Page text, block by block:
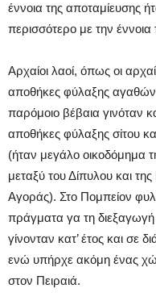
έννοια της αποταμίευσης
περισσότερο με την έννοια
Αρχαίοι λαοί, όπως οι
αποθήκες φύλαξης αγαθών
παρόμοιο βέβαια γινόταν
αποθήκες φύλαξης σίτου
(ήταν μεγάλο οικοδόμημα
μεταξύ του Δίπυλου και
Αγοράς). Στο Πομπείον
πράγματα γα τη
γίνονταν κατ’ έτος και σε
ενώ υπήρχε ακόμη ένας
στον Πειραιά.